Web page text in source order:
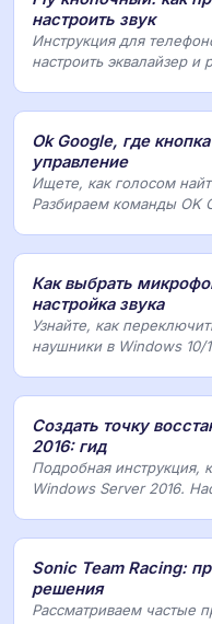
настроить звук
Инструкция для
настроить эквалайзер
Ok Google, где
управление
Ищете, как голосом
Разбираем команды OK
Как выбрать
настройка звука
Узнайте, как
наушники в Windows
Создать точку
2016: гид
Подробная инструкция,
Windows Server 2016.
Sonic Team Racing:
решения
Рассматриваем частые